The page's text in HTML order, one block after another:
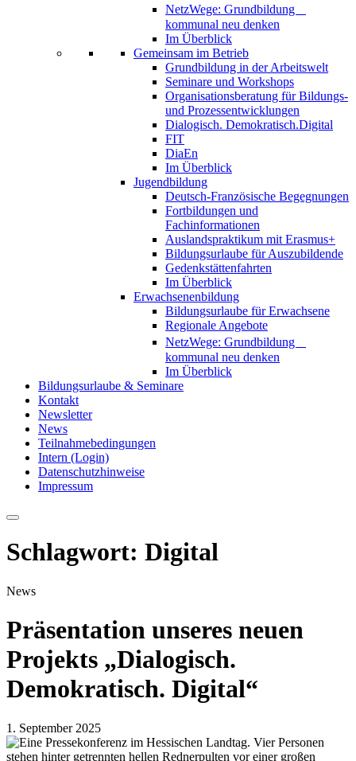
NetzWege: Grundbildung
kommunal neu denken
Im Überblick
Gemeinsam im Betrieb
Grundbildung in der Arbeitswelt
Seminare und Workshops
Organisationsberatung für Bildungs-
und Prozessentwicklungen
Dialogisch. Demokratisch.Digital
FIT
DiaEn
Im Überblick
Jugendbildung
Deutsch-Französische Begegnungen
Fortbildungen und
Fachinformationen
Auslandspraktikum mit Erasmus+
Bildungsurlaube für Auszubildende
Gedenkstättenfahrten
Im Überblick
Erwachsenenbildung
Bildungsurlaube für Erwachsene
Regionale Angebote
NetzWege: Grundbildung
kommunal neu denken
Im Überblick
Bildungsurlaube & Seminare
Kontakt
Newsletter
News
Teilnahmebedingungen
Intern (Login)
Datenschutzhinweise
Impressum
Schlagwort: Digital
News
Präsentation unseres neuen
Projekts „Dialogisch.
Demokratisch. Digital“
1. September 2025